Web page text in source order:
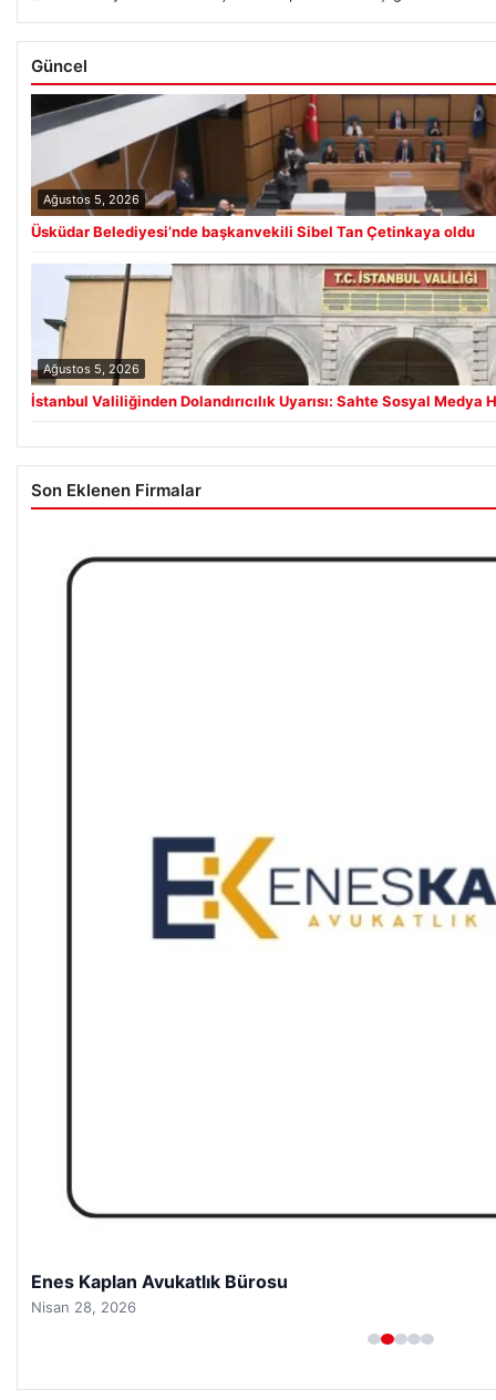
Güncel
Ağustos 5, 2026
Üsküdar Belediyesi’nde başkanvekili Sibel Tan Çetinkaya oldu
Ağustos 5, 2026
İstanbul Valiliğinden Dolandırıcılık Uyarısı: Sahte Sosyal Medya
Son Eklenen Firmalar
Enes Kaplan Avukatlık Bürosu
Nisan 28, 2026